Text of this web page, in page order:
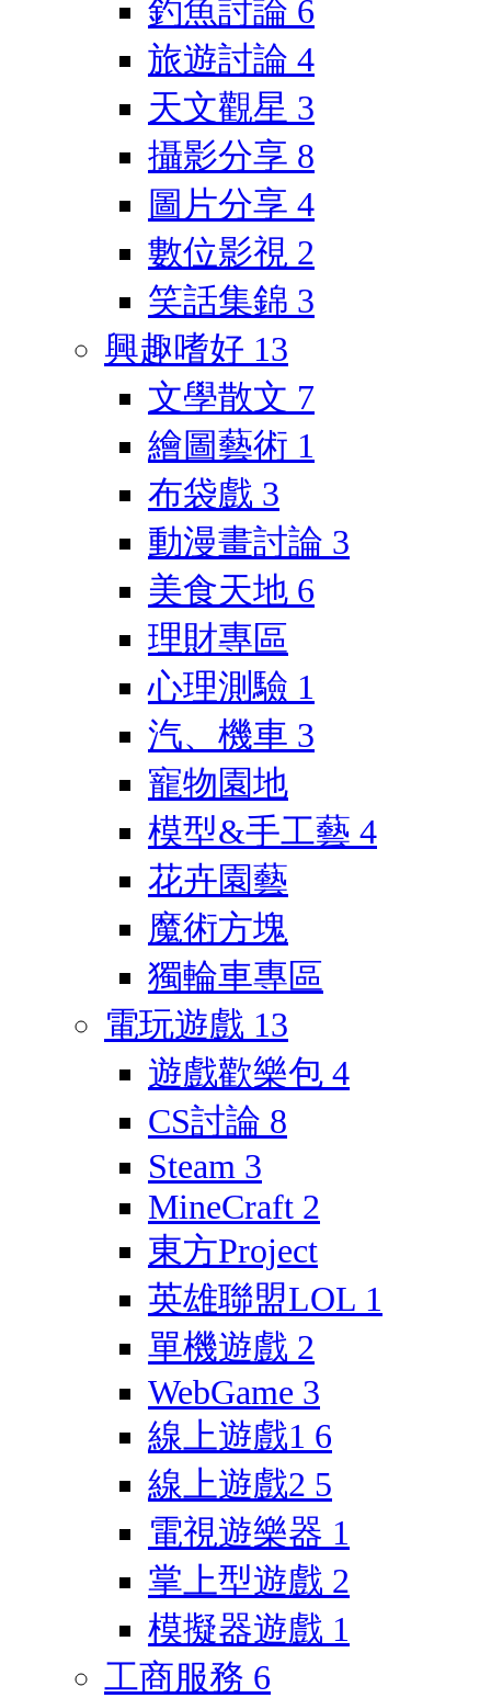
釣魚討論 6
旅遊討論 4
天文觀星 3
攝影分享 8
圖片分享 4
數位影視 2
笑話集錦 3
興趣嗜好 13
文學散文 7
繪圖藝術 1
布袋戲 3
動漫畫討論 3
美食天地 6
理財專區
心理測驗 1
汽、機車 3
寵物園地
模型&手工藝 4
花卉園藝
魔術方塊
獨輪車專區
電玩遊戲 13
遊戲歡樂包 4
CS討論 8
Steam 3
MineCraft 2
東方Project
英雄聯盟LOL 1
單機遊戲 2
WebGame 3
線上遊戲1 6
線上遊戲2 5
電視遊樂器 1
掌上型遊戲 2
模擬器遊戲 1
工商服務 6